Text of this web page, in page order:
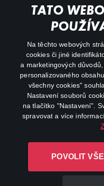
TATO
Na těchto webových
cookies či jiné
a marketingových
personalizovaného
všechny cookies"
Nastavení souborů
na tlačítko "Nastavení".
spravovat a více
POVOLIT
Můj účet
Důležité odkazy
facebook
L-1246 Luxembourg R.C.S.